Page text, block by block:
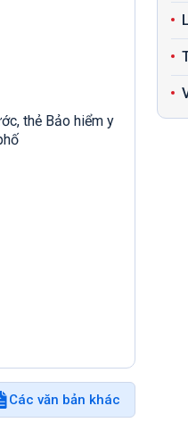
thẻ Bảo hiểm y
Các văn bản khác